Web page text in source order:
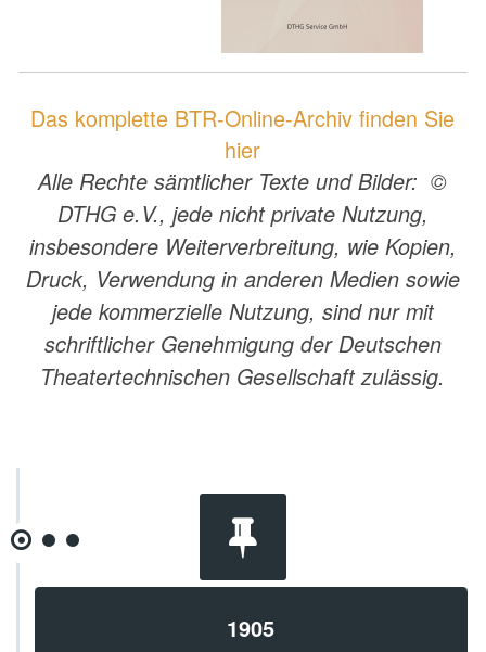
Das komplette BTR-Online-Archiv finden Sie
hier
Alle Rechte sämtlicher Texte und Bilder: ©
DTHG e.V., jede nicht private Nutzung,
insbesondere Weiterverbreitung, wie Kopien,
Druck, Verwendung in anderen Medien sowie
jede kommerzielle Nutzung, sind nur mit
schriftlicher Genehmigung der Deutschen
Theatertechnischen Gesellschaft zulässig.
1905